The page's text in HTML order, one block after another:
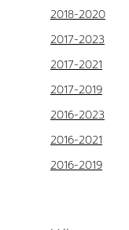
2018-2020
2017-2023
2017-2021
2017-2019
2016-2023
2016-2021
2016-2019